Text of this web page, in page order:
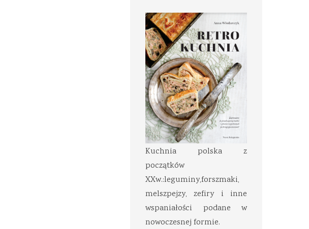
Kuchnia polska z
początków
XXw.:leguminy,forszmaki,
melszpejzy, zefiry i inne
wspaniałości podane w
nowoczesnej formie.